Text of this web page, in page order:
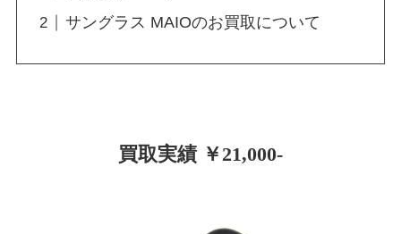
サングラス MAIOのお買取について
買取実績 ￥21,000-